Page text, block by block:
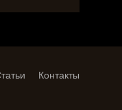
Контакты